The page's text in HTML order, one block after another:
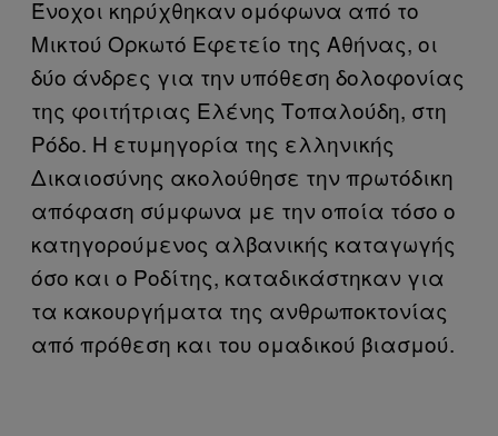
Ένοχοι κηρύχθηκαν ομόφωνα από το
Μικτού Ορκωτό Εφετείο της Αθήνας, οι
δύο άνδρες για την υπόθεση δολοφονίας
της φοιτήτριας Ελένης Τοπαλούδη, στη
Ρόδο. Η ετυμηγορία της ελληνικής
Δικαιοσύνης ακολούθησε την πρωτόδικη
απόφαση σύμφωνα με την οποία τόσο ο
κατηγορούμενος αλβανικής καταγωγής
όσο και ο Ροδίτης, καταδικάστηκαν για
τα κακουργήματα της ανθρωποκτονίας
από πρόθεση και του ομαδικού βιασμού.